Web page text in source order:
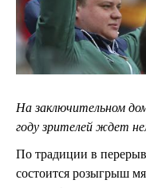
На заключительном
году зрителей ждет
По традиции в
состоится розыгрыш